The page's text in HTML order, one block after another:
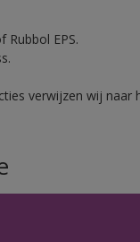
Rubbol EPS.
verwijzen wij